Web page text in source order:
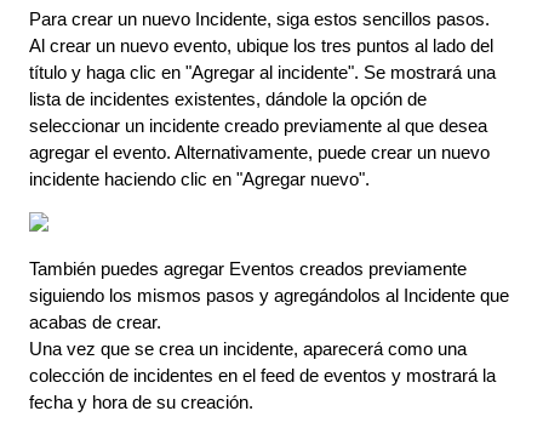
Para crear un nuevo Incidente, siga estos sencillos pasos.
Al crear un nuevo evento, ubique los tres puntos al lado del
título y haga clic en "Agregar al incidente". Se mostrará una
lista de incidentes existentes, dándole la opción de
seleccionar un incidente creado previamente al que desea
agregar el evento. Alternativamente, puede crear un nuevo
incidente haciendo clic en "Agregar nuevo".
También puedes agregar Eventos creados previamente
siguiendo los mismos pasos y agregándolos al Incidente que
acabas de crear.
Una vez que se crea un incidente, aparecerá como una
colección de incidentes en el feed de eventos y mostrará la
fecha y hora de su creación.